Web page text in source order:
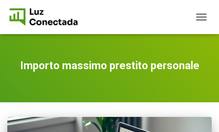
Importo massimo prestito personale